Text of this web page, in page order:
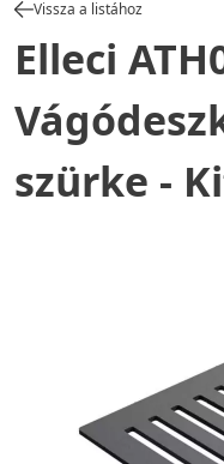
Vissza a listához
Elleci
szürke -